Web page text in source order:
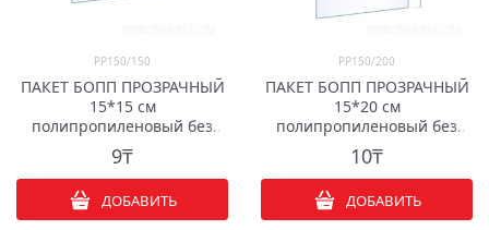
PP150/150
ПАКЕТ БОПП ПРОЗРАЧНЫЙ
15*15 см
полипропиленовый без
клапана
9₸
ДОБАВИТЬ
PP150/200
ПАКЕТ БОПП ПРОЗРАЧНЫЙ
15*20 см
полипропиленовый без
клапана
10₸
ДОБАВИТЬ